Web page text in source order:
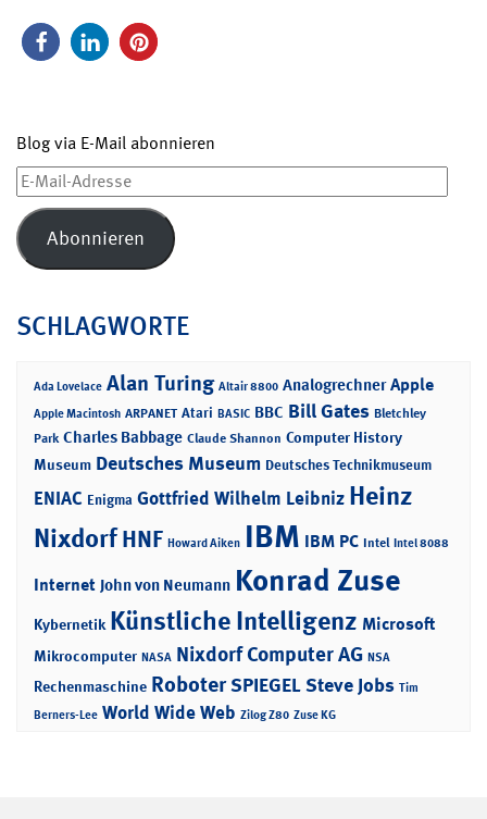
Blog via E-Mail abonnieren
E-
Mail-
Adresse
Abonnieren
SCHLAGWORTE
Ada Lovelace Alan Turing Altair 8800 Analogrechner Apple
Apple Macintosh ARPANET Atari BASIC BBC Bill Gates Bletchley
Park Charles Babbage Claude Shannon Computer History
Museum Deutsches Museum Deutsches Technikmuseum
ENIAC Enigma Gottfried Wilhelm Leibniz Heinz
NixdorfHNF Howard Aiken IBM IBM PC Intel Intel 8088
Internet John von Neumann Konrad Zuse
Kybernetik Künstliche Intelligenz Microsoft
Mikrocomputer NASA Nixdorf Computer AG NSA
Rechenmaschine RoboterSPIEGELSteve Jobs Tim
Berners-Lee World Wide Web Zilog Z80 Zuse KG